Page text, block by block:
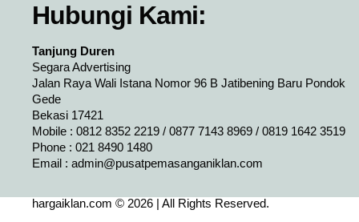
Hubungi Kami:
Tanjung Duren
Segara Advertising
Jalan Raya Wali Istana Nomor 96 B Jatibening Baru Pondok
Gede
Bekasi 17421
Mobile : 0812 8352 2219 / 0877 7143 8969 / 0819 1642 3519
Phone : 021 8490 1480
Email : admin@pusatpemasanganiklan.com
hargaiklan.com © 2026 | All Rights Reserved.